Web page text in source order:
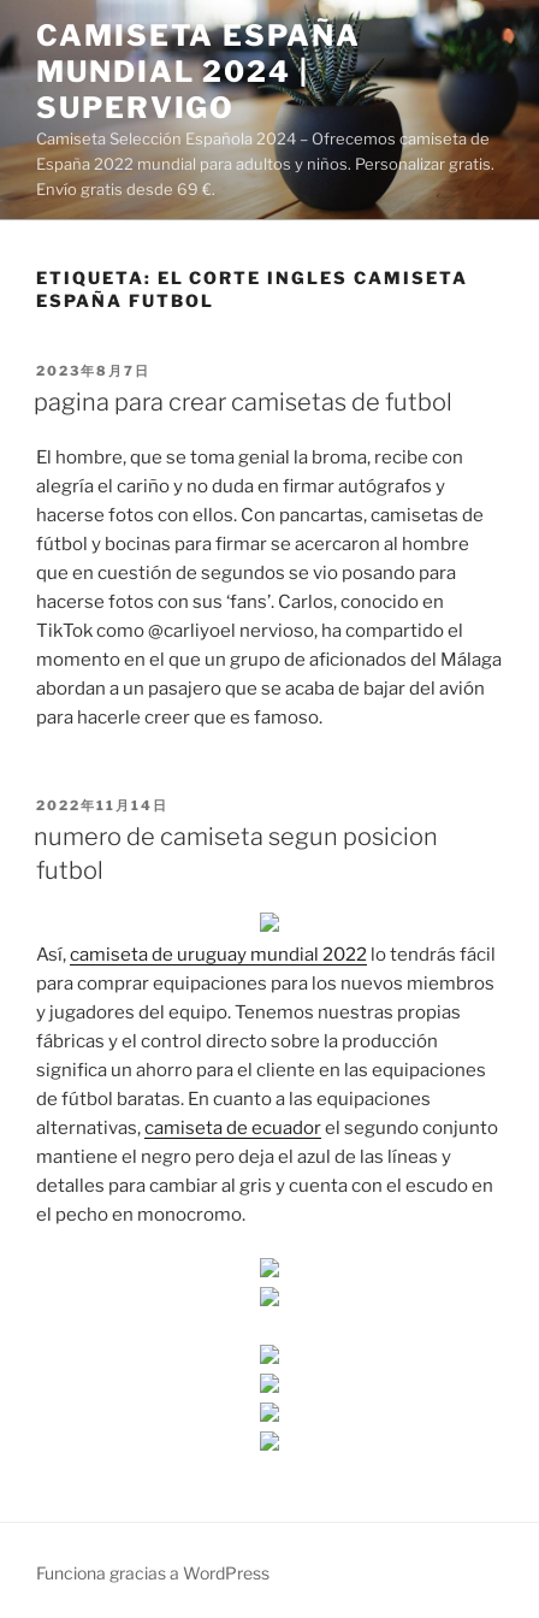
al
contenido
CAMISETA ESPAÑA
MUNDIAL 2024 |
SUPERVIGO
Camiseta Selección Española 2024 – Ofrecemos camiseta de
España 2022 mundial para adultos y niños. Personalizar gratis.
Envío gratis desde 69 €.
ETIQUETA: EL CORTE INGLES CAMISETA
ESPAÑA FUTBOL
PUBLICADO
2023年8月7日
pagina para crear camisetas de futbol
El hombre, que se toma genial la broma, recibe con
alegría el cariño y no duda en firmar autógrafos y
hacerse fotos con ellos. Con pancartas, camisetas de
fútbol y bocinas para firmar se acercaron al hombre
que en cuestión de segundos se vio posando para
hacerse fotos con sus ‘fans’. Carlos, conocido en
TikTok como @carliyoel nervioso, ha compartido el
momento en el que un grupo de aficionados del Málaga
abordan a un pasajero que se acaba de bajar del avión
para hacerle creer que es famoso.
PUBLICADO
2022年11月14日
numero de camiseta segun posicion
futbol
Así,camiseta de uruguay mundial 2022 lo tendrás fácil
para comprar equipaciones para los nuevos miembros
y jugadores del equipo. Tenemos nuestras propias
fábricas y el control directo sobre la producción
significa un ahorro para el cliente en las equipaciones
de fútbol baratas. En cuanto a las equipaciones
alternativas,camiseta de ecuadorel segundo conjunto
mantiene el negro pero deja el azul de las líneas y
detalles para cambiar al gris y cuenta con el escudo en
el pecho en monocromo.
Funciona gracias a WordPress